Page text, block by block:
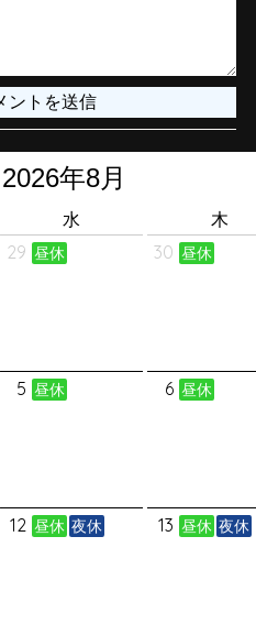
水 木
29 昼休 30 昼休
5 昼休 6 昼休
12 昼休 夜休 13 昼休 夜休